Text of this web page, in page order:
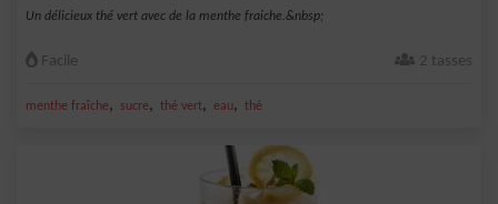
Un délicieux thé vert avec de la menthe fraiche.&nbsp;
Facile 2 tasses
menthe fraîche, sucre, thé vert, eau, thé